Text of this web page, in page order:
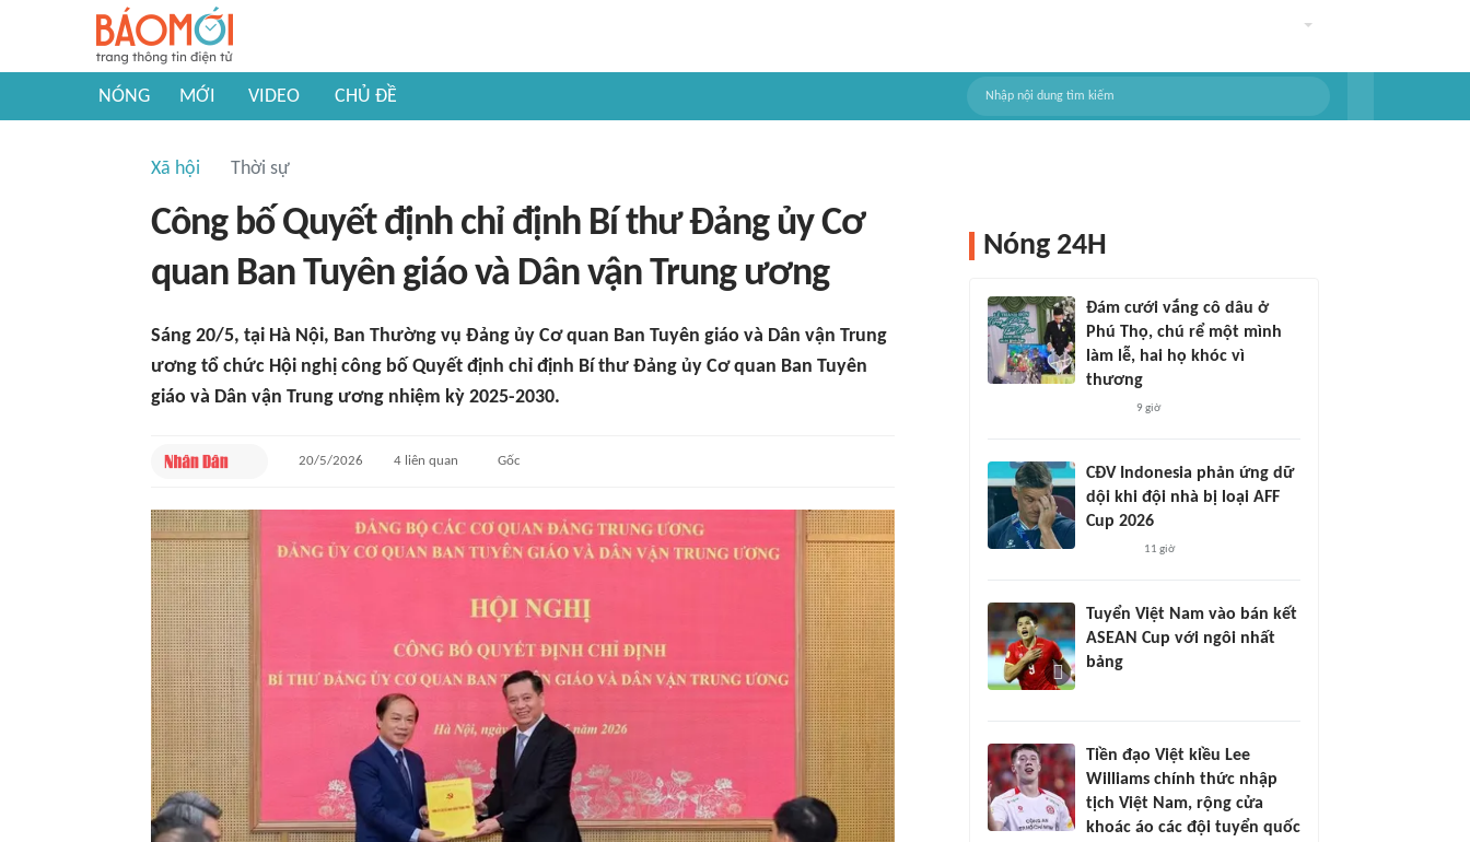
NÓNG MỚI VIDEO CHỦ ĐỀ
Xã hội Thời sự
Công bố Quyết định chỉ định Bí thư Đảng ủy Cơ
quan Ban Tuyên giáo và Dân vận Trung ương
Sáng 20/5, tại Hà Nội, Ban Thường vụ Đảng ủy Cơ quan Ban Tuyên giáo và Dân vận Trung
ương tổ chức Hội nghị công bố Quyết định chỉ định Bí thư Đảng ủy Cơ quan Ban Tuyên
giáo và Dân vận Trung ương nhiệm kỳ 2025-2030.
20/5/2026 4liên quan Gốc
Nóng 24H
Đám cưới vắng cô dâu ở
Phú Thọ, chú rể một mình
làm lễ, hai họ khóc vì
thương
9 giờ
CĐV Indonesia phản ứng dữ
dội khi đội nhà bị loại AFF
Cup 2026
11 giờ
Tuyển Việt Nam vào bán kết
ASEAN Cup với ngôi nhất
bảng
Tiền đạo Việt kiều Lee
Williams chính thức nhập
tịch Việt Nam, rộng cửa
khoác áo các đội tuyển quốc